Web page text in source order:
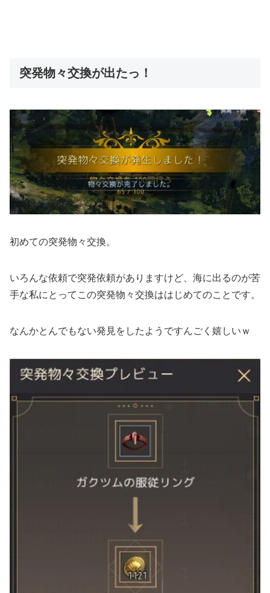
突発物々交換が出たっ！
初めての突発物々交換。
いろんな依頼で突発依頼がありますけど、海に出るのが苦
手な私にとってこの突発物々交換ははじめてのことです。
なんかとんでもない発見をしたようですんごく嬉しいｗ